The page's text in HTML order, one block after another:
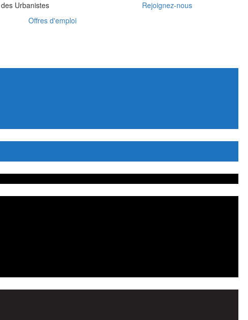
Urbanistes
Rejoignez-nous
Offres d'emploi